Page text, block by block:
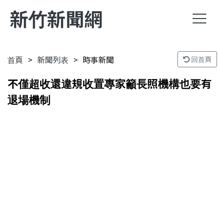
新竹新聞網
首頁 新聞列表 時事新聞 回首頁
不僅超收還違規收置專家籲長照機構也要有
退場機制